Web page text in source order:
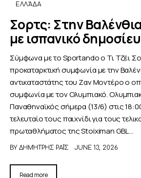
ΕΛΛΆΔΑ
Σορτς: Στην
με ισπανικό
Σύμφωνα με το Sportando ο Τι Τζέι
προκαταρκτική συμφωνία με την
αντικαταστάτης του Ζαν Μοντέρο ο
συμφωνία με τον Ολυμπιακό.
Παναθηναϊκός σήμερα (13/6) στις
τελευταίο τους παιχνίδι για τους
πρωταθλήματος της Stoiximan GBL …
BY ΔΗΜΉΤΡΗΣ ΡΑΪ́Σ JUNE 13, 2026
Read more